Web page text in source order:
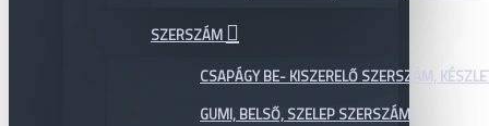
SZERSZÁM
CSAPÁGY BE- KISZERELŐ SZERSZÁM,
GUMI, BELSŐ, SZELEP SZERSZÁM